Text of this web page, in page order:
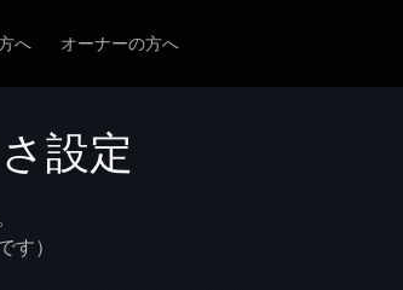
へ オーナーの方へ
設定
す）